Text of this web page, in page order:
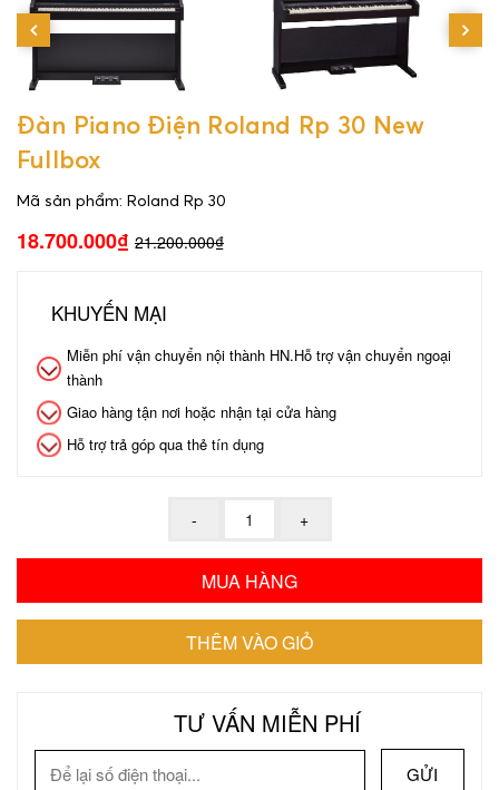
Đàn Piano Điện Roland Rp 30 New
Fullbox
Mã sản phẩm: Roland Rp 30
18.700.000₫ 21.200.000₫
KHUYẾN MẠI
Miễn phí vận chuyển nội thành HN.Hỗ trợ vận chuyển ngoại
thành
Giao hàng tận nơi hoặc nhận tại cửa hàng
Hỗ trợ trả góp qua thẻ tín dụng
TƯ VẤN MIỄN PHÍ
GỬI